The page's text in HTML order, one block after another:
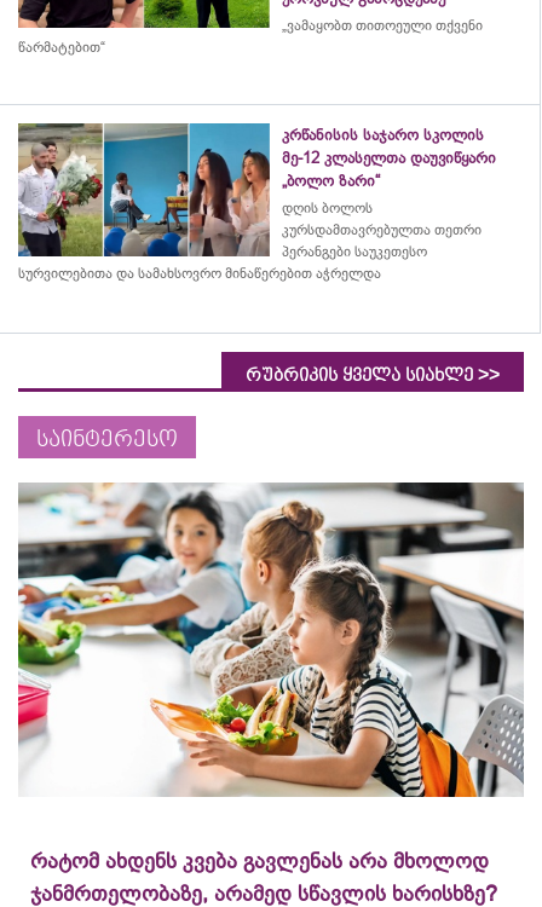
„ვამაყობთ თითოეული თქვენი
წარმატებით“
კრწანისის საჯარო სკოლის
მე-12 კლასელთა დაუვიწყარი
„ბოლო ზარი“
დღის ბოლოს
კურსდამთავრებულთა თეთრი
პერანგები საუკეთესო
სურვილებითა და სამახსოვრო მინაწერებით აჭრელდა
რუბრიკის ყველა სიახლე >>
საინტერესო
რატომ ახდენს კვება გავლენას არა მხოლოდ
ჯანმრთელობაზე, არამედ სწავლის ხარისხზე?